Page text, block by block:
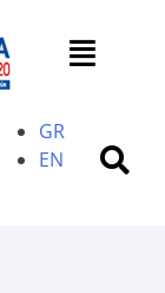
GR
EN